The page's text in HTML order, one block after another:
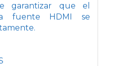
garantizar que el
fuente HDMI se